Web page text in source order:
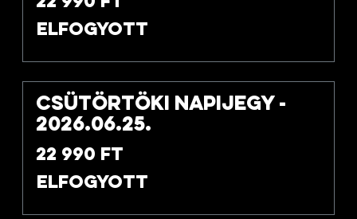
Elfogyott
Csütörtöki napijegy -
2026.06.25.
22 990 Ft
Elfogyott